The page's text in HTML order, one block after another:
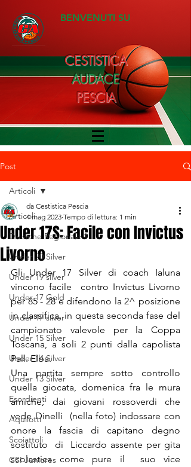
BENVENUTI SU
CESTISTICA
AUDACE
PESCIA
Post
Articoli
Divisione Regionale 1
Under 20 Silver
Under 19 silver
Under 17 Gold
Under 17 silver
Under 15 Silver
Under 14 Silver
Under 13 Silver
Esordienti
Aquilotti
Scoiattoli
CSI Juniores
Articoli
Under 17S: Facile con Invictus
Livorno
da Cestistica Pescia
4 mag 2023 Tempo di lettura: 1 min
Gli Under 17 Silver di coach Ialuna
vincono facile  contro Invictus Livorno
per 85 - 28 e difendono la 2^ posizione
in classifica, in questa seconda fase del
campionato valevole per la Coppa
Toscana, a soli 2 punti dalla capolista
Pall. Elba.
Una partita sempre sotto controllo
quella giocata, domenica fra le mura
amiche, dai giovani rossoverdi che
vede Dinelli  (nella foto) indossare con
onore la fascia di capitano degno
sostituto  di  Liccardo assente per gita
scolastica come pure il  suo vice